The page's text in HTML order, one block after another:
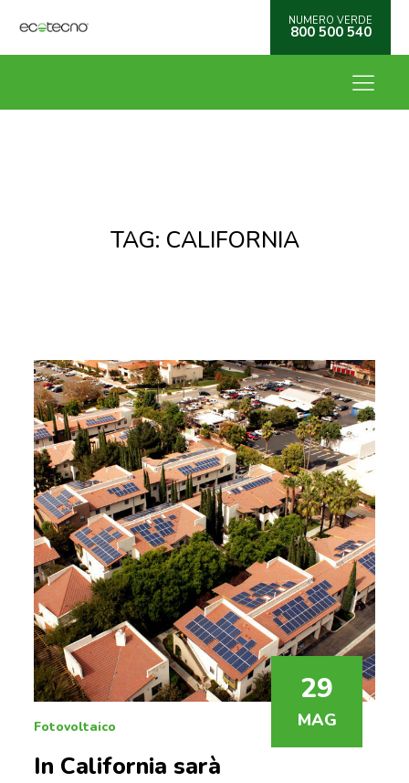
NUMERO VERDE
800 500 540
TAG: CALIFORNIA
29
MAG
Fotovoltaico
In California sarà